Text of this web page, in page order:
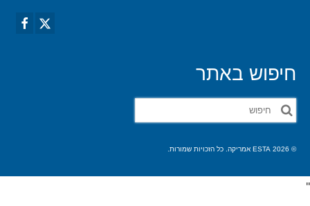
חיפוש באתר
חפש
© 2026 ESTA אמריקה. כל הזכויות שמורות.
'
'